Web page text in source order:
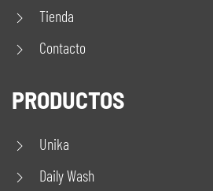
Tienda
Contacto
PRODUCTOS
Unika
Daily Wash